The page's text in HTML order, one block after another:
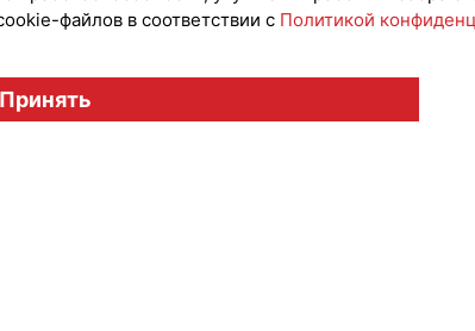
licensingrussia.ru, 2009-2026 12+
файлов в соответствии с Политикой
Принять